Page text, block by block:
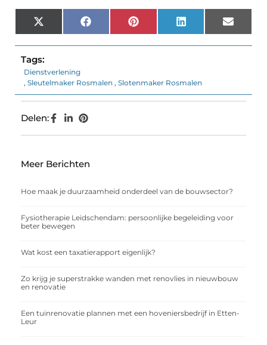
X
(Twitter)
FacebookPinterest LinkedIn Email
Tags:
Dienstverlening
, Sleutelmaker Rosmalen , Slotenmaker Rosmalen
Delen:
Meer Berichten
Hoe maak je duurzaamheid onderdeel van de bouwsector?
Fysiotherapie Leidschendam: persoonlijke begeleiding voor
beter bewegen
Wat kost een taxatierapport eigenlijk?
Zo krijg je superstrakke wanden met renovlies in nieuwbouw
en renovatie
Een tuinrenovatie plannen met een hoveniersbedrijf in Etten-
Leur